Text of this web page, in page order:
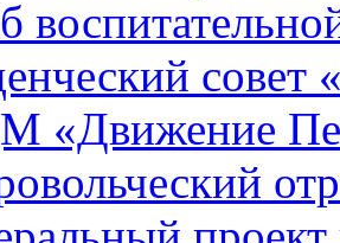
совет
«Движение